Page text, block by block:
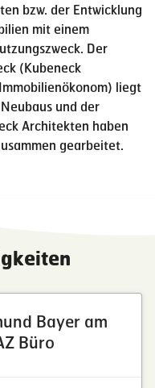
bzw. der Entwicklung
mit einem
Der
(Kubeneck
liegt
und der
Architekten haben
gearbeitet.
Bayer am
Büro